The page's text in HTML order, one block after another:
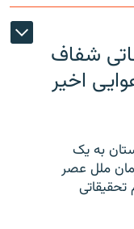
شفاف
اخیر
به یک
ملل عصر